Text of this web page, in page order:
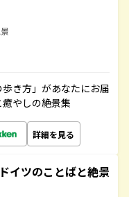
き方」があなたにお届
やしの絶景集
詳細を見る
イツのことばと絶景